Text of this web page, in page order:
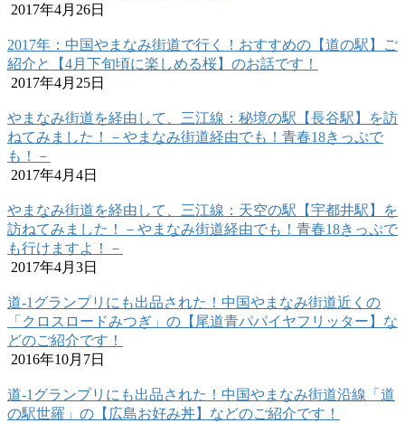
2017年4月26日
2017年：中国やまなみ街道で行く！おすすめの【道の駅】ご
紹介と【4月下旬頃に楽しめる桜】のお話です！
2017年4月25日
やまなみ街道を経由して、三江線：秘境の駅【長谷駅】を訪
ねてみました！－やまなみ街道経由でも！青春18きっぷで
も！－
2017年4月4日
やまなみ街道を経由して、三江線：天空の駅【宇都井駅】を
訪ねてみました！－やまなみ街道経由でも！青春18きっぷで
も行けますよ！－
2017年4月3日
道-1グランプリにも出品された！中国やまなみ街道近くの
「クロスロードみつぎ」の【尾道青パパイヤフリッター】な
どのご紹介です！
2016年10月7日
道-1グランプリにも出品された！中国やまなみ街道沿線「道
の駅世羅」の【広島お好み丼】などのご紹介です！